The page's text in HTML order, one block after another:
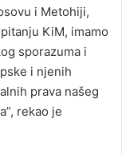
i Metohiji,
KiM, imamo
sporazuma i
i njenih
prava našeg
rekao je